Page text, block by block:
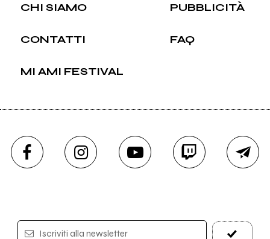
CHI SIAMO PUBBLICITÀ
CONTATTI FAQ
MI AMI FESTIVAL
Iscriviti alla newsletter